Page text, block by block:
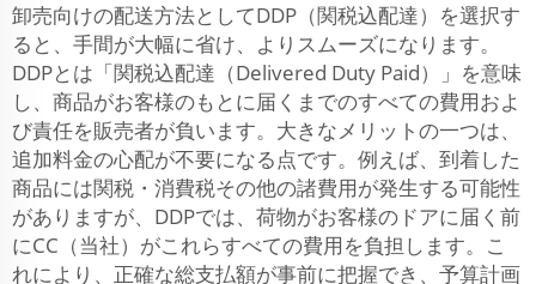
卸売向けの配送方法としてDDP（関税込配達）を選択す
ると、手間が大幅に省け、よりスムーズになります。
DDPとは「関税込配達（Delivered Duty Paid）」を意味
し、商品がお客様のもとに届くまでのすべての費用およ
び責任を販売者が負います。大きなメリットの一つは、
追加料金の心配が不要になる点です。例えば、到着した
商品には関税・消費税その他の諸費用が発生する可能性
がありますが、DDPでは、荷物がお客様のドアに届く前
にCC（当社）がこれらすべての費用を負担します。こ
れにより、正確な総支払額が事前に把握でき、予算計画